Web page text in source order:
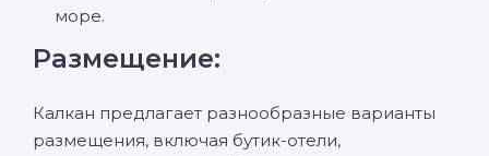
море.
Размещение:
Калкан предлагает разнообразные варианты
размещения, включая бутик-отели,